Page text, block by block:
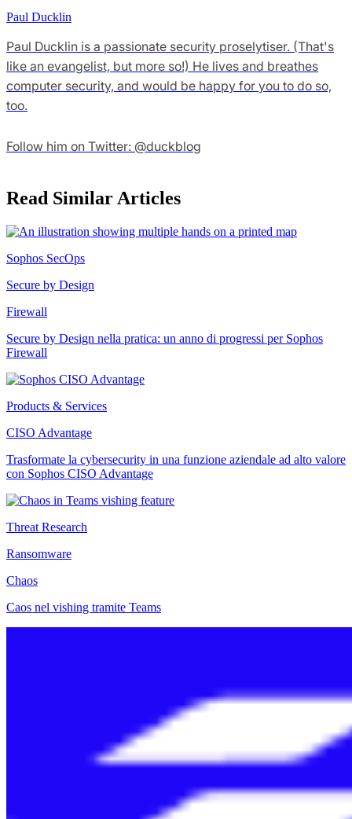
Paul Ducklin
Paul Ducklin is a passionate security proselytiser. (That's
like an evangelist, but more so!) He lives and breathes
computer security, and would be happy for you to do so,
too.
Follow him on Twitter: @duckblog
Read Similar Articles
Sophos SecOps
Secure by Design
Firewall
Secure by Design nella pratica: un anno di progressi per Sophos
Firewall
Products & Services
CISO Advantage
Trasformate la cybersecurity in una funzione aziendale ad alto valore
con Sophos CISO Advantage
Threat Research
Ransomware
Chaos
Caos nel vishing tramite Teams